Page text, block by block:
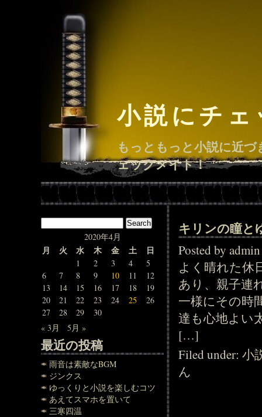
小説にチ
もっともっと小説に近
ェックメイト！
2020年4月
月 火 水 木 金 土 日
1 2 3 4
5
6
7 8 9 10 11
12
13
14 15 16 17 18
19
20
21 22 23 24 25
26
27
28 29
30
« 3月
5月 »
最近の投稿
雨音は素敵なBGM
ジンクス
ゆっくりと小説を楽しむコツ
あえてスマホを置いて
三寒四温
キリンの瞳と
Posted by
よく晴れた休
あり、親子連
一様にその時
達も心地よい
[…]
Filed under:小
ん